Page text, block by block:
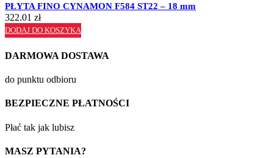
PŁYTA FINO CYNAMON F584 ST22 – 18 mm
322.01 zł
DODAJ DO KOSZYKA
DARMOWA DOSTAWA
do punktu odbioru
BEZPIECZNE PŁATNOŚCI
Płać tak jak lubisz
MASZ PYTANIA?